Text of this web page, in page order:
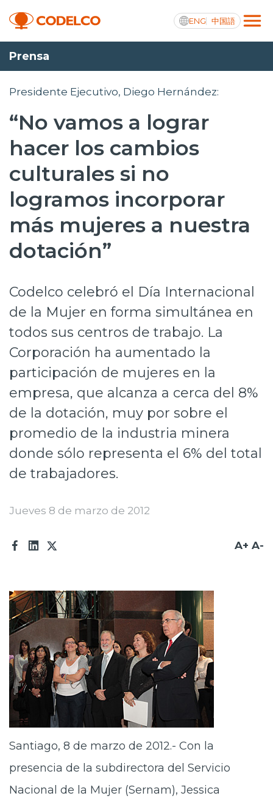
ENG 中国語
Transparencia activa
Sustentabilidad
Prensa
Trabaja en Codelco
Transparencia activa
Canales de denuncia
Proveedores
Acceso trabajadores/as
Prensa
Presidente Ejecutivo, Diego Hernández:
“No vamos a lograr
hacer los cambios
culturales si no
logramos incorporar
más mujeres a nuestra
dotación”
Codelco celebró el Día Internacional
de la Mujer en forma simultánea en
todos sus centros de trabajo. La
Corporación ha aumentado la
participación de mujeres en la
empresa, que alcanza a cerca del 8%
de la dotación, muy por sobre el
promedio de la industria minera
donde sólo representa el 6% del total
de trabajadores.
Jueves 8 de marzo de 2012
A+ A-
Santiago, 8 de marzo de 2012.- Con la
presencia de la subdirectora del Servicio
Nacional de la Mujer (Sernam), Jessica